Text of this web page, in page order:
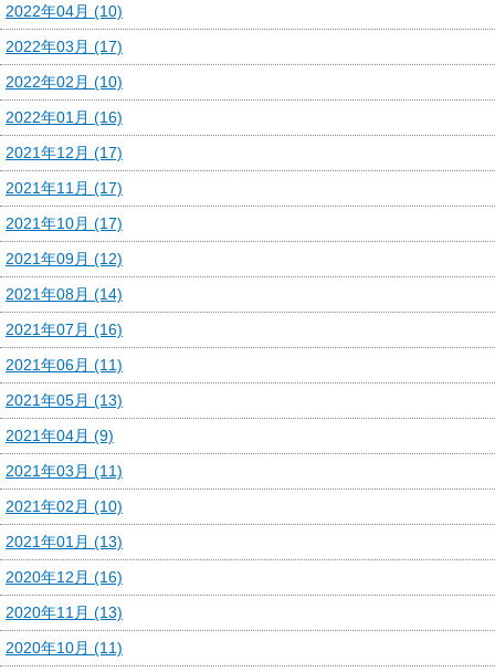
2022年04月 (10)
2022年03月 (17)
2022年02月 (10)
2022年01月 (16)
2021年12月 (17)
2021年11月 (17)
2021年10月 (17)
2021年09月 (12)
2021年08月 (14)
2021年07月 (16)
2021年06月 (11)
2021年05月 (13)
2021年04月 (9)
2021年03月 (11)
2021年02月 (10)
2021年01月 (13)
2020年12月 (16)
2020年11月 (13)
2020年10月 (11)